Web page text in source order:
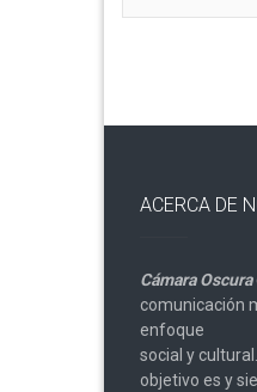
ACERCA DE
Cámara Oscura
comunicación
enfoque
social y
objetivo es y